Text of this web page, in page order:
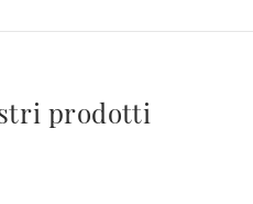
prodotti